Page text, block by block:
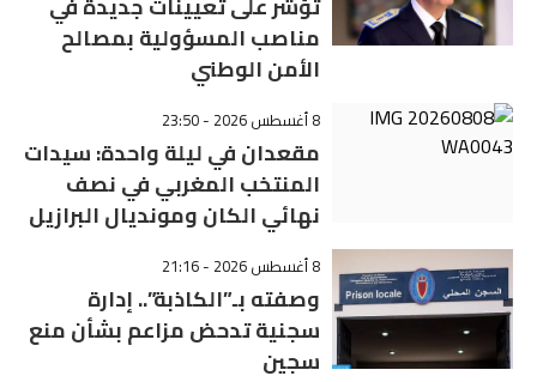
مناصب المسؤولية بمصالح
الأمن الوطني
8 أغسطس 2026 - 23:50
مقعدان في ليلة واحدة: سيدات
المنتخب المغربي في نصف
نهائي الكان ومونديال البرازيل
8 أغسطس 2026 - 21:16
وصفته بـ”الكاذبة”.. إدارة
سجنية تدحض مزاعم بشأن منع
سجين